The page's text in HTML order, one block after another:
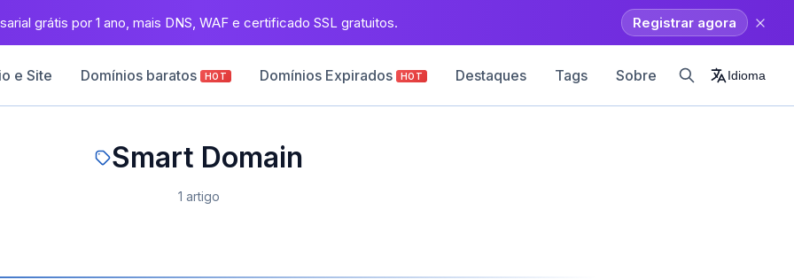
grátis por 1 ano, mais DNS, WAF e certificado SSL gratuitos. Registrar agora
e Site Domínios baratos HOT Domínios Expirados HOT Destaques Tags Sobre Idioma
Smart Domain
1 artigo